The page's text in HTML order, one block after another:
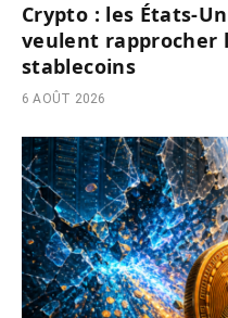
Crypto : les États-
veulent rapprocher
stablecoins
6 AOÛT 2026